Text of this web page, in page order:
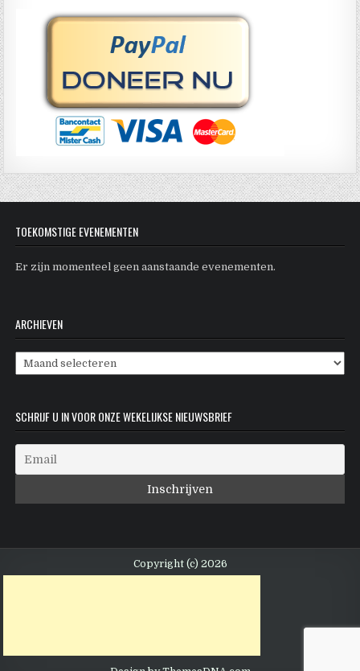
TOEKOMSTIGE EVENEMENTEN
Er zijn momenteel geen aanstaande evenementen.
ARCHIEVEN
Archieven
SCHRIJF U IN VOOR ONZE WEKELIJKSE NIEUWSBRIEF
Copyright (c) 2026